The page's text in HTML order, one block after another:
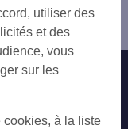
BE
utiliser des
et des
vous
sur les
cookies, à la liste